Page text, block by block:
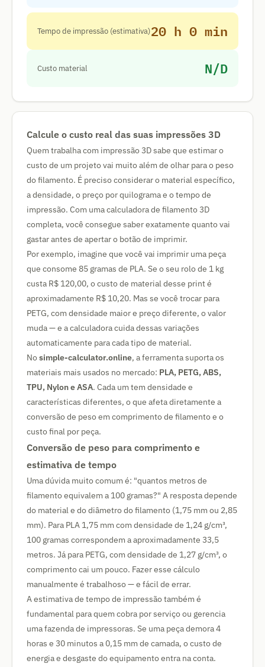
Tempo de impressão (estimativa)20 h 0 min
Custo material N/D
Calcule o custo real das suas impressões 3D
Quem trabalha com impressão 3D sabe que estimar o
custo de um projeto vai muito além de olhar para o peso
do filamento. É preciso considerar o material específico,
a densidade, o preço por quilograma e o tempo de
impressão. Com uma calculadora de filamento 3D
completa, você consegue saber exatamente quanto vai
gastar antes de apertar o botão de imprimir.
Por exemplo, imagine que você vai imprimir uma peça
que consome 85 gramas de PLA. Se o seu rolo de 1 kg
custa R$ 120,00, o custo de material desse print é
aproximadamente R$ 10,20. Mas se você trocar para
PETG, com densidade maior e preço diferente, o valor
muda — e a calculadora cuida dessas variações
automaticamente para cada tipo de material.
Nosimple-calculator.online, a ferramenta suporta os
materiais mais usados no mercado: PLA, PETG, ABS,
TPU, Nylon e ASA. Cada um tem densidade e
características diferentes, o que afeta diretamente a
conversão de peso em comprimento de filamento e o
custo final por peça.
Conversão de peso para comprimento e
estimativa de tempo
Uma dúvida muito comum é: "quantos metros de
filamento equivalem a 100 gramas?" A resposta depende
do material e do diâmetro do filamento (1,75 mm ou 2,85
mm). Para PLA 1,75 mm com densidade de 1,24 g/cm³,
100 gramas correspondem a aproximadamente 33,5
metros. Já para PETG, com densidade de 1,27 g/cm³, o
comprimento cai um pouco. Fazer esse cálculo
manualmente é trabalhoso — e fácil de errar.
A estimativa de tempo de impressão também é
fundamental para quem cobra por serviço ou gerencia
uma fazenda de impressoras. Se uma peça demora 4
horas e 30 minutos a 0,15 mm de camada, o custo de
energia e desgaste do equipamento entra na conta.